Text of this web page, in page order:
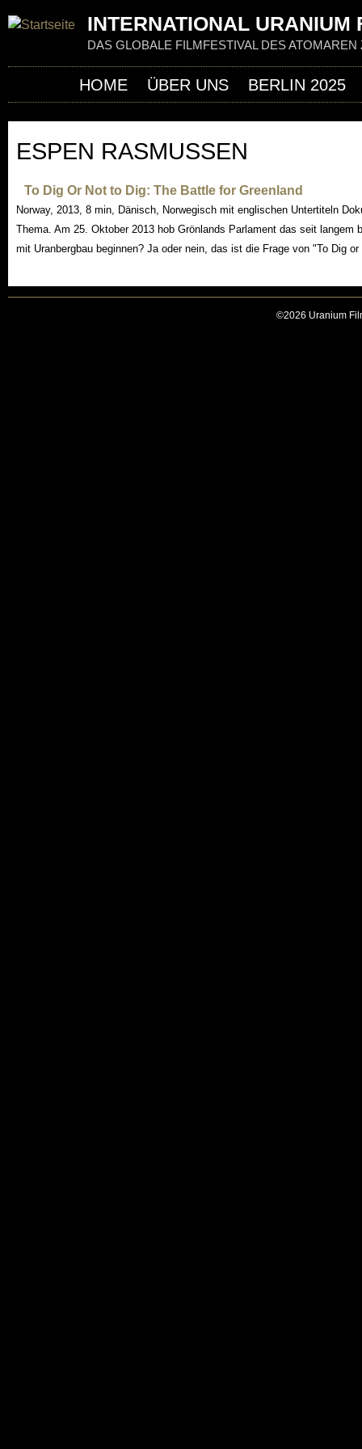
INTERNATIONAL URANIUM
DAS GLOBALE FILMFESTIVAL DES ATOMAREN
ESPEN RASMUSSEN
To Dig Or Not to Dig: The Battle for Greenland
Norway, 2013, 8 min, Dänisch, Norwegisch mit englischen Untertiteln
Thema. Am 25. Oktober 2013 hob Grönlands Parlament das seit langem
mit Uranbergbau beginnen? Ja oder nein, das ist die Frage von "To Dig
HOME ÜBER UNS BERLIN 2025
©2026 Uranium